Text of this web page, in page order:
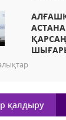
АСТАНА
қалдыру